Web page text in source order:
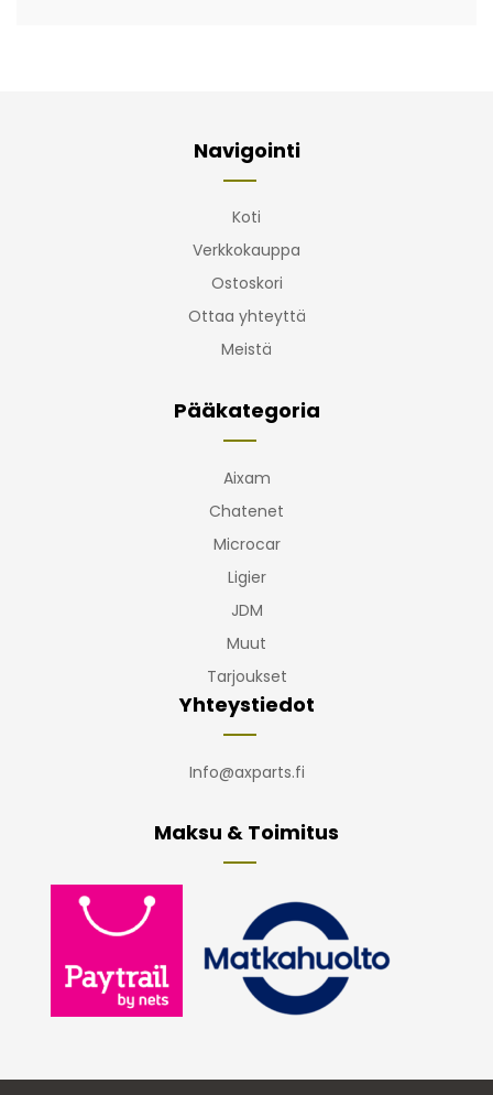
Navigointi
Koti
Verkkokauppa
Ostoskori
Ottaa yhteyttä
Meistä
Pääkategoria
Aixam
Chatenet
Microcar
Ligier
JDM
Muut
Tarjoukset
Yhteystiedot
Info@axparts.fi
Maksu & Toimitus